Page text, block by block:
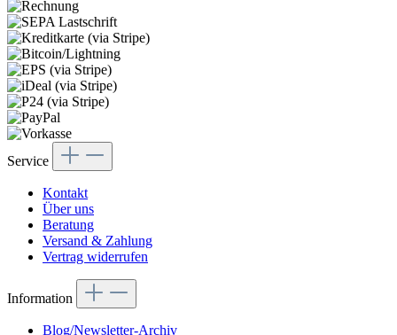
Service
Kontakt
Über uns
Beratung
Versand & Zahlung
Vertrag widerrufen
Information
Blog/Newsletter-Archiv